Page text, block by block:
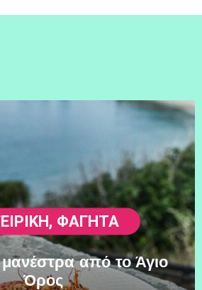
, ΦΑΓΗΤΆ
μανέστρα από το Άγιο
Όρος